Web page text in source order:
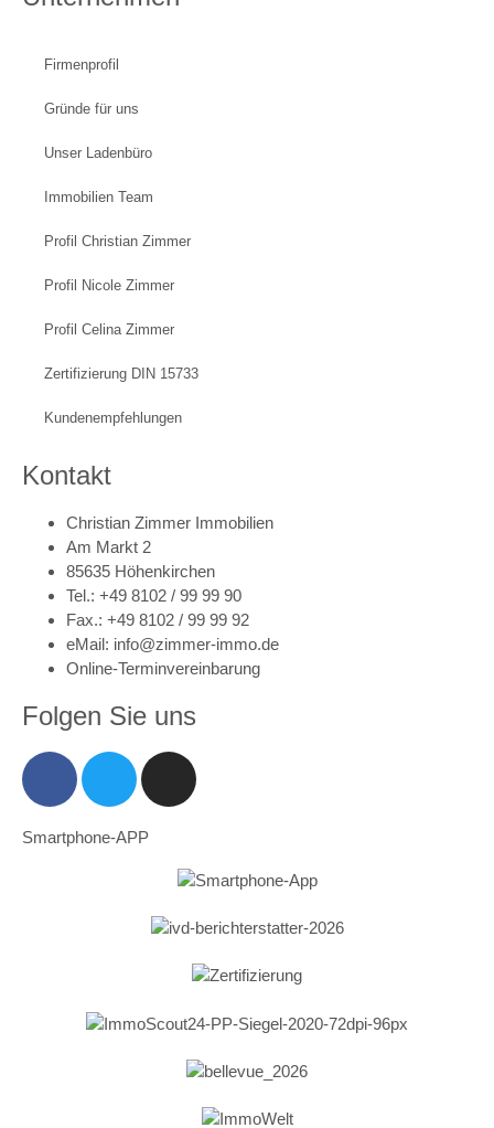
Firmenprofil
Gründe für uns
Unser Ladenbüro
Immobilien Team
Profil Christian Zimmer
Profil Nicole Zimmer
Profil Celina Zimmer
Zertifizierung DIN 15733
Kundenempfehlungen
Kontakt
Christian Zimmer Immobilien
Am Markt 2
85635 Höhenkirchen
Tel.: +49 8102 / 99 99 90
Fax.: +49 8102 / 99 99 92
eMail: info@zimmer-immo.de
Online-Terminvereinbarung
Folgen Sie uns
Smartphone-APP